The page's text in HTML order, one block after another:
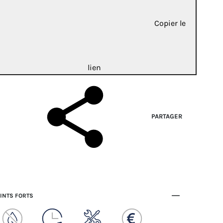
Copier le
lien
PARTAGER
FORTS